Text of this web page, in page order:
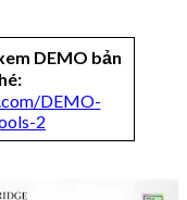
DEMO bản
DEMO-
2